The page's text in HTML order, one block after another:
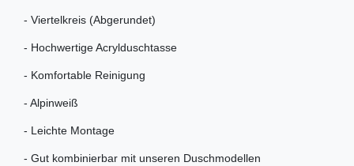
- Viertelkreis (Abgerundet)
- Hochwertige Acrylduschtasse
- Komfortable Reinigung
- Alpinweiß
- Leichte Montage
- Gut kombinierbar mit unseren Duschmodellen